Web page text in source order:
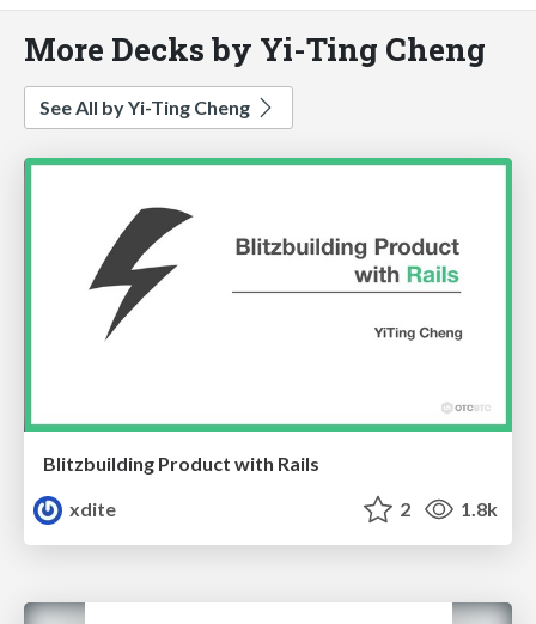
More Decks by Yi-Ting Cheng
See All by Yi-Ting Cheng
Blitzbuilding Product with Rails
xdite
2 1.8k